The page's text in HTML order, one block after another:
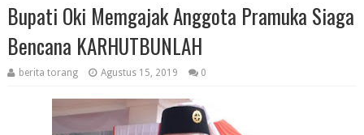
Bupati Oki Memgajak Anggota Pramuka Siaga
Bencana KARHUTBUNLAH
berita torang Agustus 15, 2019 0